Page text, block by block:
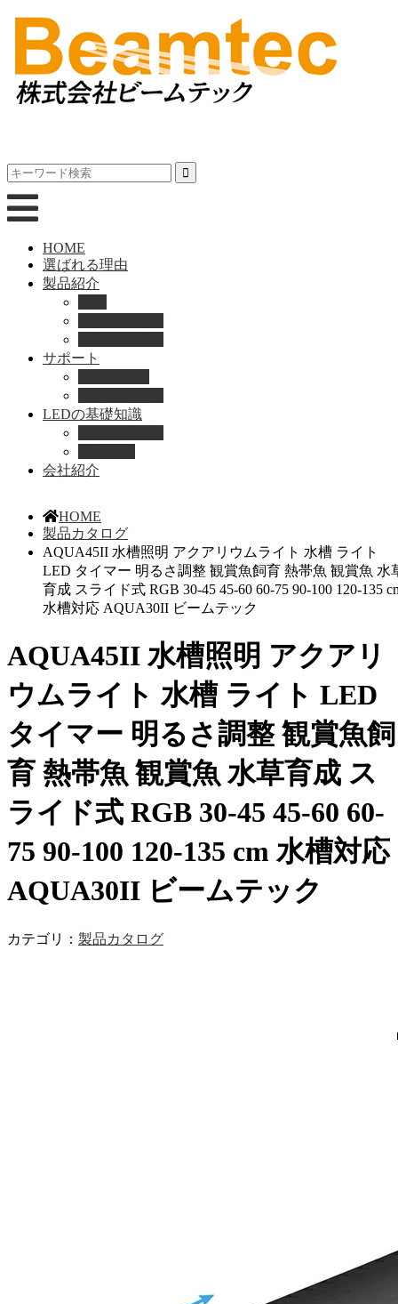
HOME
選ばれる理由
製品紹介
サポート
LEDの基礎知識
会社紹介
HOME
製品カタログ
AQUA45II 水槽照明 アクアリウムライト 水槽 ライト
LED タイマー 明るさ調整 観賞魚飼育 熱帯魚 観賞魚 水
育成 スライド式 RGB 30-45 45-60 60-75 90-100 120-135
水槽対応 AQUA30II ビームテック
AQUA45II 水槽照明 アクアリ
ウムライト 水槽 ライト LED
タイマー 明るさ調整 観賞魚飼
育 熱帯魚 観賞魚 水草育成 ス
ライド式 RGB 30-45 45-60 60-
75 90-100 120-135 cm 水槽対応
AQUA30II ビームテック
カテゴリ： 製品カタログ